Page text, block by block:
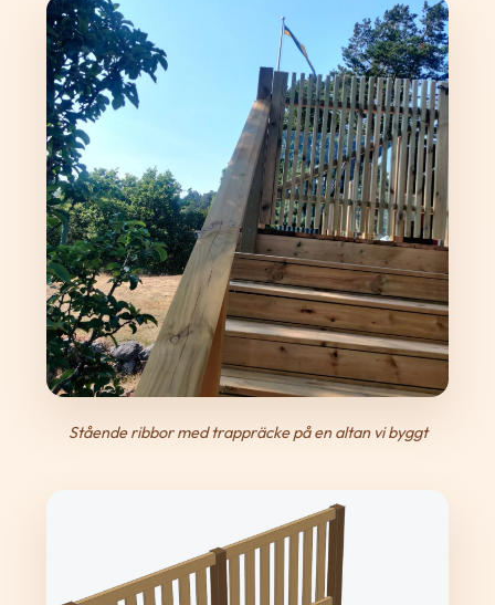
Stående ribbor med trappräcke på en altan vi byggt